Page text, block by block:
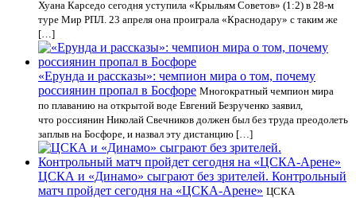
Хуана Карседо сегодня уступила «Крыльям Советов» (1:2) в 28-м
туре Мир РПЛ. 23 апреля она проиграла «Краснодару» с таким же
[…]
«Ерунда и рассказы»: чемпион мира о том, почему
россиянин пропал в Босфоре Многократный чемпион мира
по плаванию на открытой воде Евгений Безрученко заявил,
что россиянин Николай Свечников должен был без труда преодолеть
заплыв на Босфоре, и назвал эту дистанцию […]
ЦСКА и «Динамо» сыграют без зрителей. Контрольный
матч пройдет сегодня на «ЦСКА-Арене» ЦСКА